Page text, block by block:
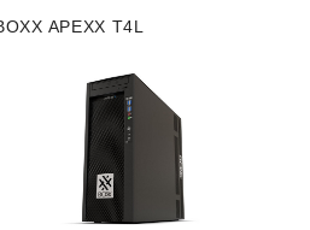
APEXX T4L